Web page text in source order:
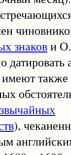
знакови
датировать
),